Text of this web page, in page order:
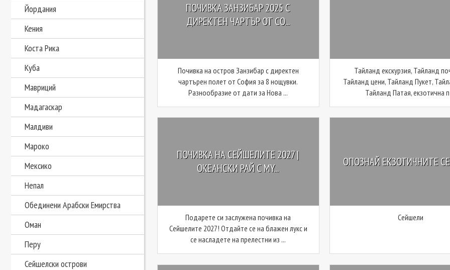
Йордания
Кения
Коста Рика
Куба
Мавриций
Мадагаскар
Малдиви
Мароко
Мексико
Непал
Обединени Арабски Емирства
Оман
Перу
Сейшелски острови
ПОЧИВКА ЗАНЗИБАР 2025 С
ДИРЕКТЕН ЧАРТЪР ОТ СО...
Почивка на остров Занзибар с директен
чартърен полет от София за 8 нощувки.
Разнообразие от дати за Нова ...
Тайланд екскурзия, Тайланд
Тайланд цени, Тайланд Пукет,
Тайланд Патая, екзотична п
ПОЧИВКА НА СЕЙШЕЛИТЕ 2027 |
ОКЕАНСКИ РАЙ С MY...
Подарете си заслужена почивка на
Сейшелите 2027! Отдайте се на блажен лукс и
се насладете на прелестни из ...
ОПОЗНАЙ ЕКЗОТИЧНИТЕ
Сейшели